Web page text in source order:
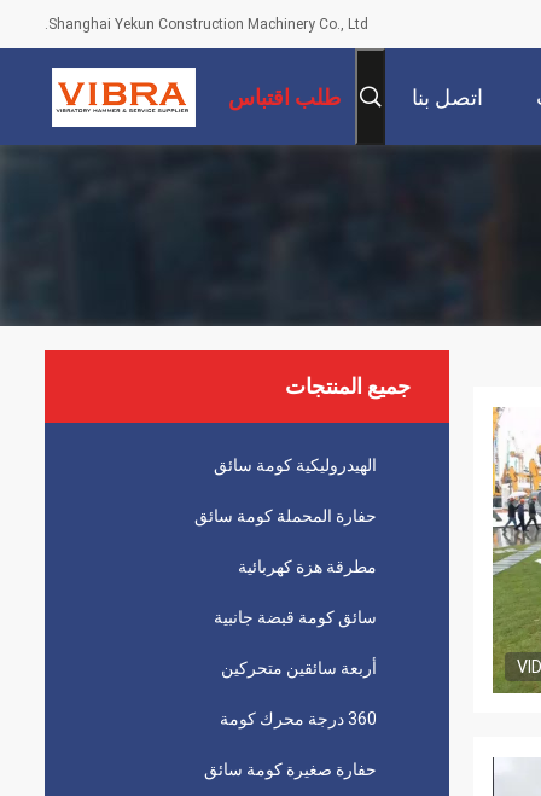
Shanghai Yekun Construction Machinery Co., Ltd.
اتصل بنا طلب اقتباس
جميع المنتجات
الهيدروليكية كومة سائق
حفارة المحملة كومة سائق
مطرقة هزة كهربائية
سائق كومة قبضة جانبية
أربعة سائقين متحركين
360 درجة محرك كومة
حفارة صغيرة كومة سائق